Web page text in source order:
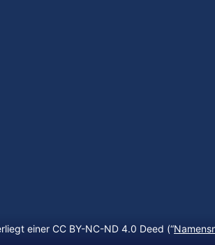
einer CC BY-NC-ND 4.0 Deed (“